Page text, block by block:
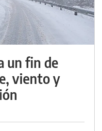
un fin de
viento y